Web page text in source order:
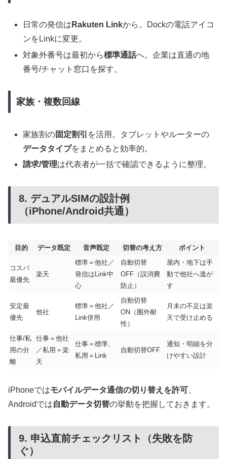
日常の発信は Rakuten Linkから。Dockの電話アイコ
ンをLinkに変更。
対象外番号は最初から標準通話へ。企業は直通の地
番号/チャット窓口を探す。
家族・複数回線
家族割の固定割引 を活用。タブレットやルーターの
データタイプをまとめると効率的。
請求/管理は代表者が一括で確認できるように整理。
8. デュアルSIMの設計例
（iPhone/Android共通）
目的 データ既定 音声既定 切替の考え方 ポイント
コスパ
最優先
楽天
標準＝他社／
発信はLink中
心
自動切替
OFF（誤消費
防止）
屋内・地下は手
動で他社へ逃が
す
安定最
優先
他社
標準＝他社／
Link併用
自動切替
ON（圏外耐
性）
月末の不足は楽
天で受け止める
仕事/私
用の分
離
仕事＝他社
／私用＝楽
天
仕事＝標準、
私用＝Link
自動切替OFF
通知・明細を分
けやすい設計
iPhoneではモバイルデータ通信の切り替えを許可
Androidでは自動データ切替の挙動を把握しておきます。
9. 申込直前チェックリスト（失敗を防
ぐ）